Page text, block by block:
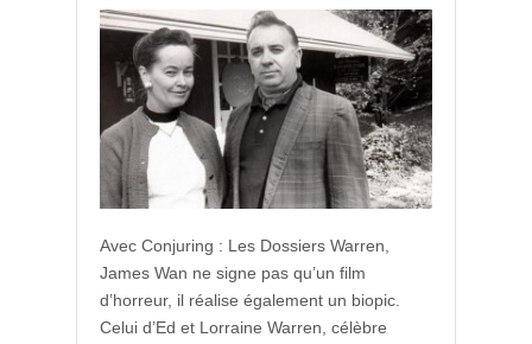
Avec Conjuring : Les Dossiers Warren,
James Wan ne signe pas qu’un film
d’horreur, il réalise également un biopic.
Celui d’Ed et Lorraine Warren, célèbre